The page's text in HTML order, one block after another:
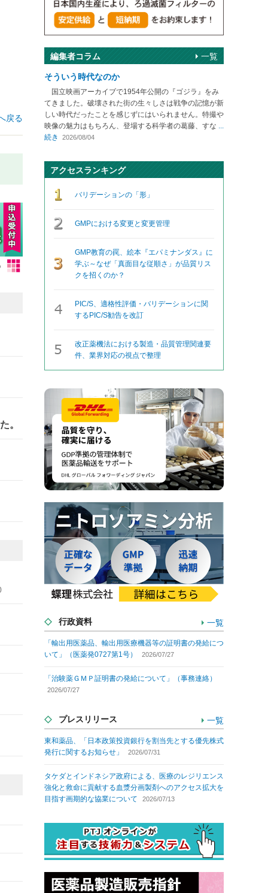
戻る
。
編集者コラム
そういう時代なのか
国立映画アーカイブで1954年公開の『ゴジラ』をみ
てきました。破壊された街の生々しさは戦争の記憶が新
しい時代だったことを感じずにはいられません。特撮や
映像の魅力はもちろん、登場する科学者の葛藤、すな ...
続き
2026/08/04
一覧
アクセスランキング
バリデーションの「形」
GMPにおける変更と変更管理
GMP教育の罠、絵本『エパミナンダス』に
学ぶ～なぜ「真面目な従順さ」が品質リス
クを招くのか？
PIC/S、適格性評価・バリデーションに関
するPIC/S勧告を改訂
改正薬機法における製造・品質管理関連要
件、業界対応の視点で整理
行政資料 一覧
「輸出用医薬品、輸出用医療機器等の証明書の発給につ
いて」（医薬発0727第1号）
2026/07/27
「治験薬ＧＭＰ証明書の発給について」（事務連絡）
2026/07/27
プレスリリース 一覧
東和薬品、「日本政策投資銀行を割当先とする優先株式
発行に関するお知らせ」
2026/07/31
タケダとインドネシア政府による、医療のレジリエンス
強化と救命に貢献する血漿分画製剤へのアクセス拡大を
目指す画期的な協業について
2026/07/13